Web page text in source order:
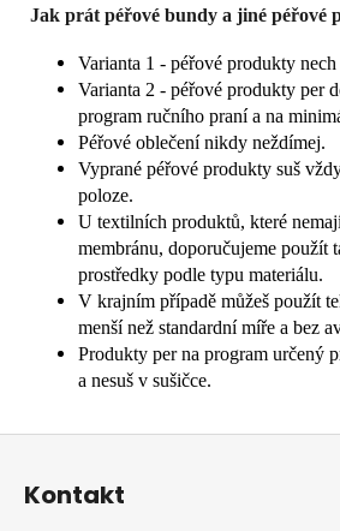
Jak prát péřové bundy a jiné péřové
Varianta 1 - péřové produkty
Varianta 2 - péřové produkty per
program ručního praní a na
Péřové oblečení nikdy neždímej.
Vyprané péřové produkty suš
poloze.
U textilních produktů, které
membránu, doporučujeme použít
prostředky podle typu materiálu.
V krajním případě můžeš použít
menší než standardní míře a bez
Produkty per na program určený
a nesuš v sušičce.
Z
Kontakt